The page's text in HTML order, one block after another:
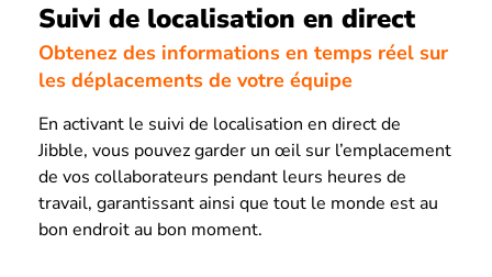
Suivi de localisation en direct
Obtenez des informations en temps réel sur
les déplacements de votre équipe
En activant le suivi de localisation en direct de
Jibble, vous pouvez garder un œil sur l’emplacement
de vos collaborateurs pendant leurs heures de
travail, garantissant ainsi que tout le monde est au
bon endroit au bon moment.